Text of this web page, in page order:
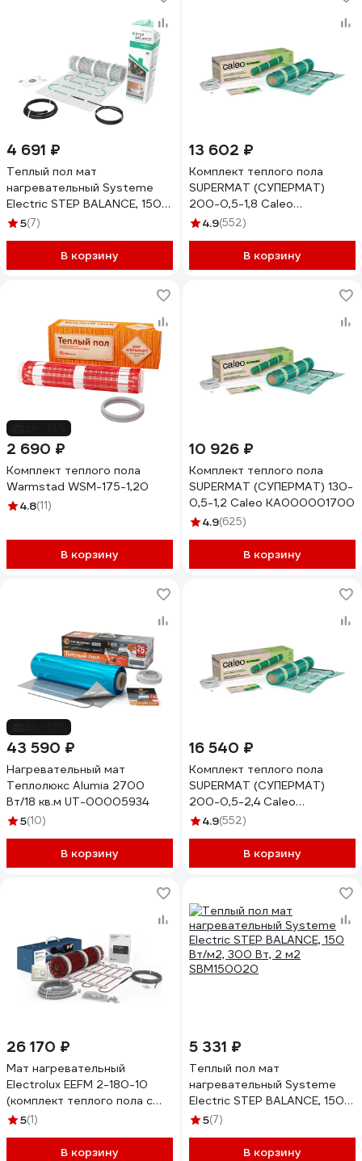
4 691 ₽
Теплый пол мат
нагревательный Systeme
Electric STEP BALANCE, 150
Вт/м2, 225 Вт, 1,5 м2
5(7)
В корзину
13 602 ₽
Комплект теплого пола
SUPERMAT (СУПЕРМАТ)
200-0,5-1,8 Caleo
КА000001714
4.9(552)
В корзину
2 690 ₽
Комплект теплого пола
Warmstad WSM-175-1,20
4.8(11)
В корзину
10 926 ₽
Комплект теплого пола
SUPERMAT (СУПЕРМАТ) 130-
0,5-1,2 Caleo КА000001700
4.9(625)
В корзину
43 590 ₽
Нагревательный мат
Теплолюкс Alumia 2700
Вт/18 кв.м UT-00005934
5(10)
В корзину
16 540 ₽
Комплект теплого пола
SUPERMAT (СУПЕРМАТ)
200-0,5-2,4 Caleo
КА000001715
4.9(552)
В корзину
26 170 ₽
Мат нагревательный
Electrolux EEFM 2-180-10
(комплект теплого пола c
терморегулятором)
5(1)
В корзину
5 331 ₽
Теплый пол мат
нагревательный Systeme
Electric STEP BALANCE, 150
Вт/м2, 300 Вт, 2 м2
5(7)
В корзину